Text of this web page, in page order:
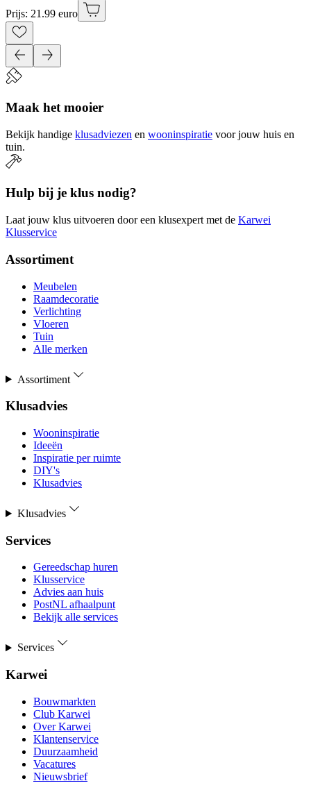
Prijs: 21.99 euro
Maak het mooier
Bekijk handige klusadviezen en wooninspiratie voor jouw huis en
tuin.
Hulp bij je klus nodig?
Laat jouw klus uitvoeren door een klusexpert met de Karwei
Klusservice
Assortiment
Meubelen
Raamdecoratie
Verlichting
Vloeren
Tuin
Alle merken
Assortiment
Klusadvies
Wooninspiratie
Ideeën
Inspiratie per ruimte
DIY's
Klusadvies
Klusadvies
Services
Gereedschap huren
Klusservice
Advies aan huis
PostNL afhaalpunt
Bekijk alle services
Services
Karwei
Bouwmarkten
Club Karwei
Over Karwei
Klantenservice
Duurzaamheid
Vacatures
Nieuwsbrief